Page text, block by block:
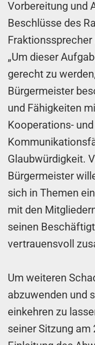
Vorbereitung und
Beschlüsse des
Fraktionssprecher
„Um dieser
gerecht zu
Bürgermeister
und Fähigkeiten
Kooperations- und
Glaubwürdigkeit.
Bürgermeister
sich in Themen
mit den
seinen
vertrauensvoll
Um weiteren
abzuwenden und
einkehren zu
seiner Sitzung am